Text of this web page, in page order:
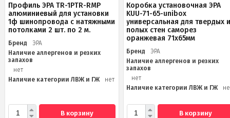
Профиль ЭРА TR-1PTR-RMP
алюминиевый для установки
1ф шинопровода с натяжными
потолками 2 шт. по 2 м.
Бренд
ЭРА
Наличие аллергенов и резких
запахов
нет
Наличие категории ЛВЖ и ГЖ
нет
В корзину
Коробка установочная ЭРА
KUU-71-65-unibox
универсальная для твердых
полых стен саморез
оранжевая 71х65мм
Бренд
ЭРА
Наличие аллергенов и резких
запахов
нет
Наличие категории ЛВЖ и ГЖ
В корзину